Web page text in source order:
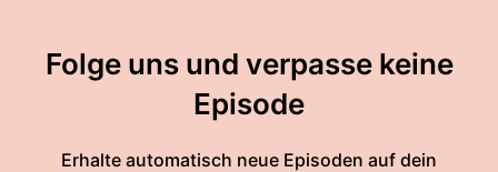
Folge uns und verpasse keine
Episode
Erhalte automatisch neue Episoden auf dein